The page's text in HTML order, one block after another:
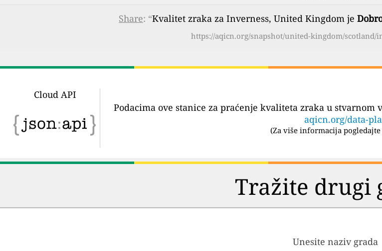
Share: “Kvalitet zraka za Inverness, United Kingdom je
https://aqicn.org/snapshot/united-kingdom/scotland/
Cloud API
Podacima ove stanice za praćenje kvaliteta zraka u
aqicn.org/data-
(Za više informacija
Tražite drugi
Unesite naziv grada